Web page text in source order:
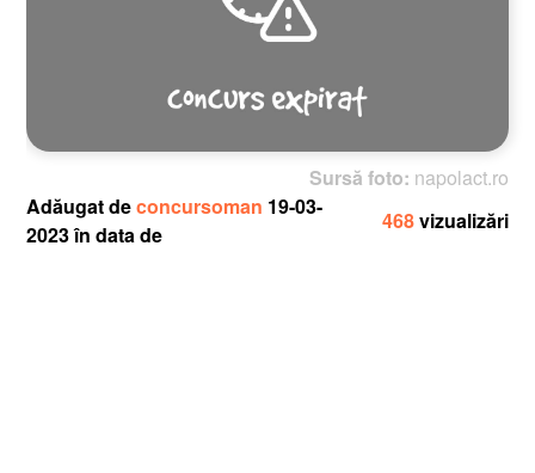
Sursă foto:napolact.ro
Adăugat deconcursoman19-03-
2023 în data de
468vizualizări